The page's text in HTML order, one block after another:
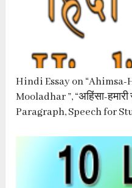
Hindi Essay on
Mooladhar ”, “अहिंसा-
Paragraph, Speech for